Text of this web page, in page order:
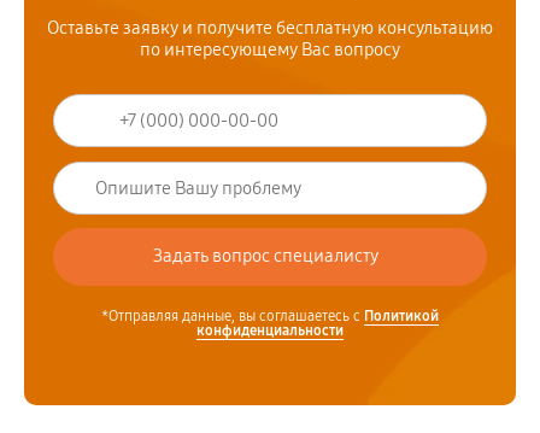
Оставьте заявку и получите бесплатную консультацию
по интересующему Вас вопросу
*Отправляя данные, вы соглашаетесь с Политикой
конфиденциальности